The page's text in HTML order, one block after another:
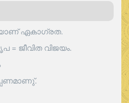
ഏകാഗ്രത.
ജീവിത വിജയം.